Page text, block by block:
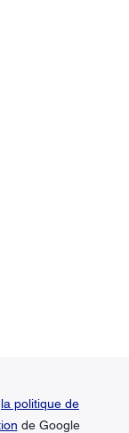
la politique de
de Google